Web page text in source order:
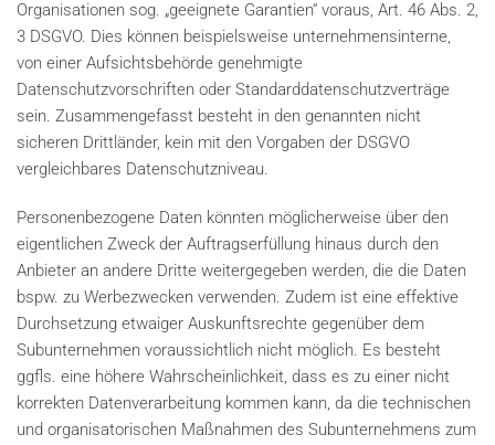
Organisationen sog. „geeignete Garantien“ voraus, Art. 46 Abs. 2,
3 DSGVO. Dies können beispielsweise unternehmensinterne,
von einer Aufsichtsbehörde genehmigte
Datenschutzvorschriften oder Standarddatenschutzverträge
sein. Zusammengefasst besteht in den genannten nicht
sicheren Drittländer, kein mit den Vorgaben der DSGVO
vergleichbares Datenschutzniveau.
Personenbezogene Daten könnten möglicherweise über den
eigentlichen Zweck der Auftragserfüllung hinaus durch den
Anbieter an andere Dritte weitergegeben werden, die die Daten
bspw. zu Werbezwecken verwenden. Zudem ist eine effektive
Durchsetzung etwaiger Auskunftsrechte gegenüber dem
Subunternehmen voraussichtlich nicht möglich. Es besteht
ggfls. eine höhere Wahrscheinlichkeit, dass es zu einer nicht
korrekten Datenverarbeitung kommen kann, da die technischen
und organisatorischen Maßnahmen des Subunternehmens zum